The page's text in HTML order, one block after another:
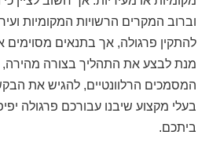
וברוב המקרים הרשויות המקומיות
להתקין פרגולה, אך בתנאים
מנת לבצע את התהליך בצורה מהירה,
המסמכים הרלוונטיים, להגיש את
בעלי מקצוע שיבנו עבורכם פרגולה
ביתכם.